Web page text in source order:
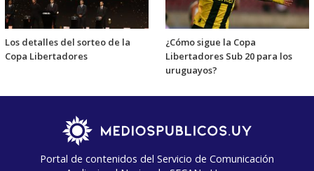
Los detalles del sorteo de la
Copa Libertadores
¿Cómo sigue la Copa
Libertadores Sub 20 para los
uruguayos?
Portal de contenidos del Servicio de Comunicación